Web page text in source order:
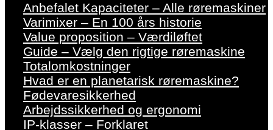
Anbefalet Kapaciteter – Alle røremaskiner
Varimixer – En 100 års historie
Value proposition – Værdiløftet
Guide – Vælg den rigtige røremaskine
Totalomkostninger
Hvad er en planetarisk røremaskine?
Fødevaresikkerhed
Arbejdssikkerhed og ergonomi
IP-klasser – Forklaret